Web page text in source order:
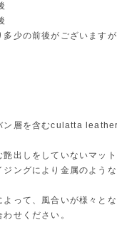
少の前後がございます
ン層を含むculatta leather
艶出しをしていないマッ
ングにより金属のような
って、風合いが様々と
せください。